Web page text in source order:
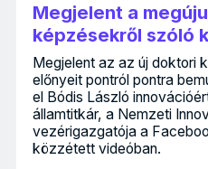
Megjelent a
képzésekről szóló
Megjelent az az új doktori
előnyeit pontról pontra
el Bódis László
államtitkár, a Nemzeti
vezérigazgatója a
közzétett videóban.